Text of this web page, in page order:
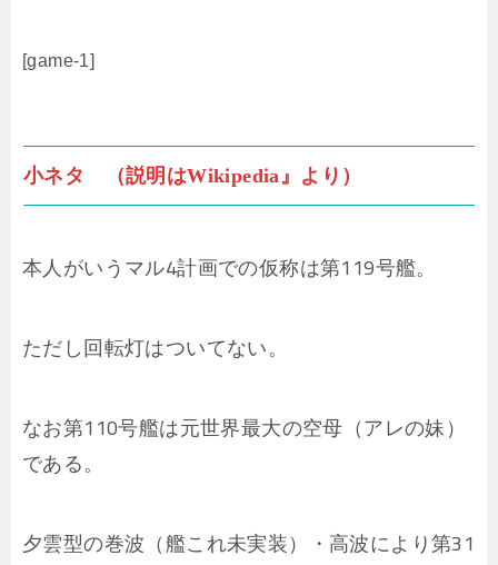
[game-1]
小ネタ （説明はWikipedia』より）
本人がいうマル4計画での仮称は第119号艦。
ただし回転灯はついてない。
なお第110号艦は元世界最大の空母（アレの妹）
である。
夕雲型の巻波（艦これ未実装）・高波により第31